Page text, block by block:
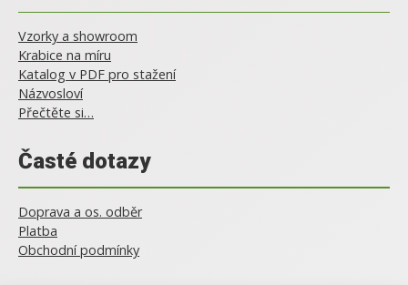
Vzorky a showroom
Krabice na míru
Katalog v PDF pro stažení
Názvosloví
Přečtěte si…
Časté dotazy
Doprava a os. odběr
Platba
Obchodní podmínky